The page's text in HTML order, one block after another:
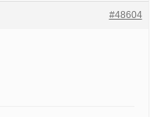
#48604